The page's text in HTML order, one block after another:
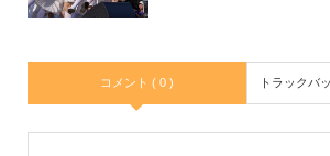
コメント ( 0 ) トラックバ